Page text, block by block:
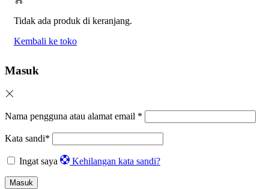
Tidak ada produk di keranjang.
Kembali ke toko
Masuk
Nama pengguna atau alamat email *
Kata sandi*
Ingat saya Kehilangan kata sandi?
Masuk